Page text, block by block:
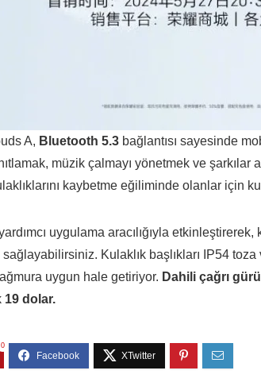
A, Bluetooth 5.3 bağlantısı sayesinde
müzik çalmayı yönetmek ve
kaybetme eğiliminde olanlar için
uygulama aracılığıyla
sağlayabilirsiniz. Kulaklık başlıkları IP54
uygun hale getiriyor. Dahili çağrı
19 dolar.
0